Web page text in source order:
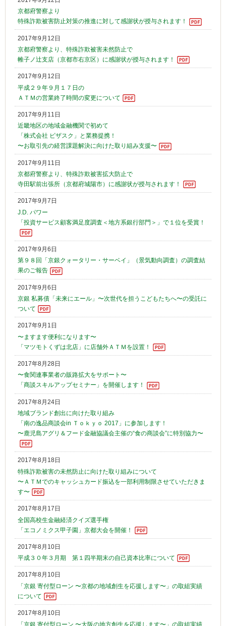
京都府警察より
特殊詐欺被害防止対策の推進に対して感謝状が授与されます！
2017年9月12日
京都府警察より、特殊詐欺被害未然防止で
帷子ノ辻支店（京都市右京区）に感謝状が授与されます！
2017年9月12日
平成２９年９月１７日の
ＡＴＭの営業終了時間の変更について
2017年9月11日
近畿地区の地域金融機関で初めて
「株式会社 ビザスク」と業務提携！
〜お取引先の経営課題解決に向けた取り組み支援〜
2017年9月11日
京都府警察より、特殊詐欺被害拡大防止で
寺田駅前出張所（京都府城陽市）に感謝状が授与されます！
2017年9月7日
J.D. パワー
「投資サービス顧客満足度調査＜地方系銀行部門＞」で１位を受賞！
2017年9月6日
第９８回「京銀クォータリー・サーベイ」（景気動向調査）の調査結
果のご報告
2017年9月6日
京銀 私募債「未来にエール」〜次世代を担うこどもたちへ〜の受託に
ついて
2017年9月1日
〜ますます便利になります〜
「マツモトくずは北店」に店舗外ＡＴＭを設置！
2017年8月28日
〜食関連事業者の販路拡大をサポート〜
「商談スキルアップセミナー」を開催します！
2017年8月24日
地域ブランド創出に向けた取り組み
「南の逸品商談会in Ｔｏｋｙｏ 2017」に参加します！
〜鹿児島アグリ＆フード金融協議会主催の“食の商談会”に特別協力〜
2017年8月18日
特殊詐欺被害の未然防止に向けた取り組みについて
〜ＡＴＭでのキャッシュカード振込を一部利用制限させていただきま
す〜
2017年8月17日
全国高校生金融経済クイズ選手権
「エコノミクス甲子園」京都大会を開催！
2017年8月10日
平成３０年３月期 第１四半期末の自己資本比率について
2017年8月10日
「京銀 寄付型ローン 〜京都の地域創生を応援します〜」の取組実績
について
2017年8月10日
「京銀 寄付型ローン 〜大阪の地方創生を応援します〜」の取組実績